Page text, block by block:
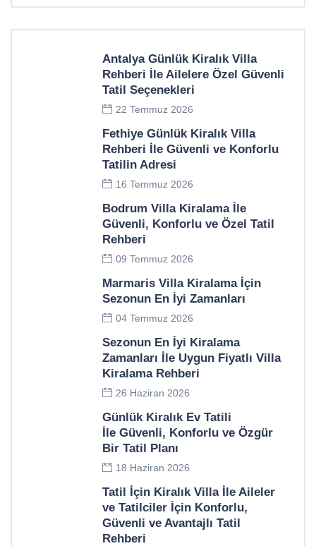
Antalya Günlük Kiralık Villa
Rehberi İle Ailelere Özel Güvenli
Tatil Seçenekleri
22 Temmuz 2026
Fethiye Günlük Kiralık Villa
Rehberi İle Güvenli ve Konforlu
Tatilin Adresi
16 Temmuz 2026
Bodrum Villa Kiralama İle
Güvenli, Konforlu ve Özel Tatil
Rehberi
09 Temmuz 2026
Marmaris Villa Kiralama İçin
Sezonun En İyi Zamanları
04 Temmuz 2026
Sezonun En İyi Kiralama
Zamanları İle Uygun Fiyatlı Villa
Kiralama Rehberi
26 Haziran 2026
Günlük Kiralık Ev Tatili
İle Güvenli, Konforlu ve Özgür
Bir Tatil Planı
18 Haziran 2026
Tatil İçin Kiralık Villa İle Aileler
ve Tatilciler İçin Konforlu,
Güvenli ve Avantajlı Tatil
Rehberi